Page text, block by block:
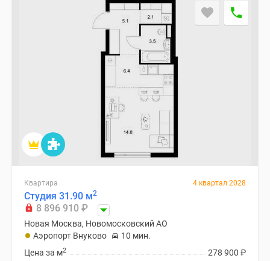
Квартира 4 квартал 2028
Студия 31.90 м2
8 896 910 ₽
Новая Москва, Новомосковский АО
Аэропорт Внуково
10 мин.
278 900 ₽
Цена за м2